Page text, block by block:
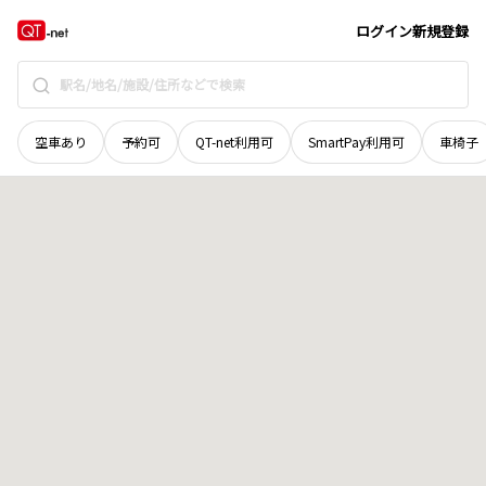
ログイン新規登録
空車あり 予約可 QT-net利用可 SmartPay利用可 車椅子
富山県